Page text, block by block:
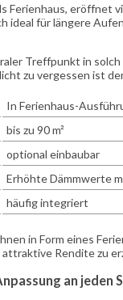
Ferienhaus,
ideal für längere
Treffpunkt in
zu vergessen ist
In Ferienhaus-
bis zu 90 m²
optional einbaubar
Erhöhte Dämmwerte
häufig integriert
in Form eines
Rendite zu
an jeden